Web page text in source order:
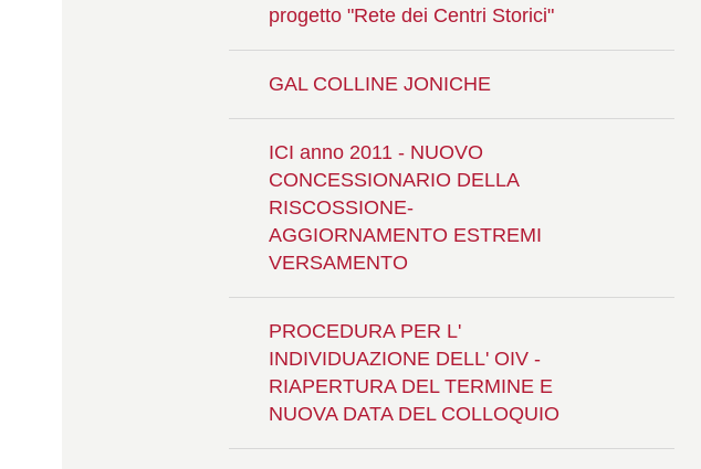
progetto "Rete dei Centri Storici"
GAL COLLINE JONICHE
ICI anno 2011 - NUOVO
CONCESSIONARIO DELLA
RISCOSSIONE-
AGGIORNAMENTO ESTREMI
VERSAMENTO
PROCEDURA PER L'
INDIVIDUAZIONE DELL' OIV -
RIAPERTURA DEL TERMINE E
NUOVA DATA DEL COLLOQUIO